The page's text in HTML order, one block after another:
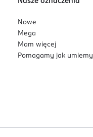
Nowe
Mega
Mam więcej
Pomagamy jak umiemy